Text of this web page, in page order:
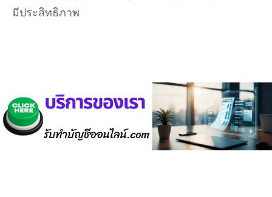
มีประสิทธิภาพ